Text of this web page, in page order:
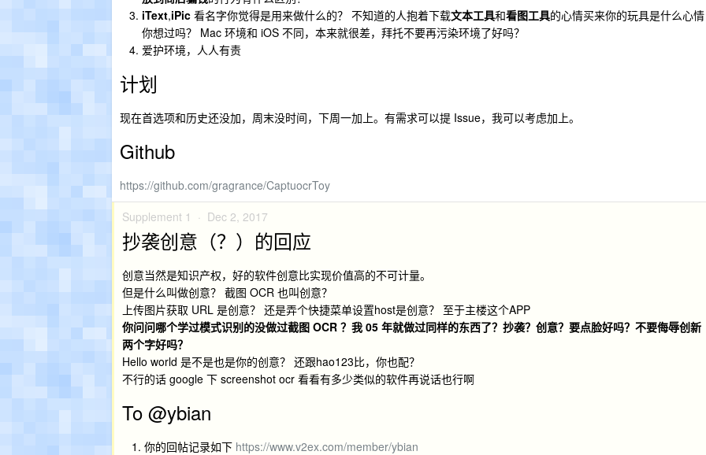
iText,iPic 看名字你觉得是用来做什么的？ 不知道的人抱着下载文本工具和看图工具的心情买来你的玩具是什么心情
你想过吗？ Mac 环境和 iOS 不同，本来就很差，拜托不要再污染环境了好吗？
爱护环境，人人有责
计划
现在首选项和历史还没加，周末没时间，下周一加上。有需求可以提 Issue，我可以考虑加上。
Github
https://github.com/gragrance/CaptuocrToy
Supplement 1 · Dec 2, 2017
抄袭创意（？）的回应
创意当然是知识产权，好的软件创意比实现价值高的不可计量。
但是什么叫做创意？ 截图 OCR 也叫创意？
上传图片获取 URL 是创意？ 还是弄个快捷菜单设置host是创意？ 至于主楼这个APP
你问问哪个学过模式识别的没做过截图 OCR ？我 05 年就做过同样的东西了？抄袭？创意？要点脸好吗？不要侮辱创新
两个字好吗？
Hello world 是不是也是你的创意？ 还跟hao123比，你也配？
不行的话 google 下 screenshot ocr 看看有多少类似的软件再说话也行啊
To @ybian
你的回帖记录如下 https://www.v2ex.com/member/ybian